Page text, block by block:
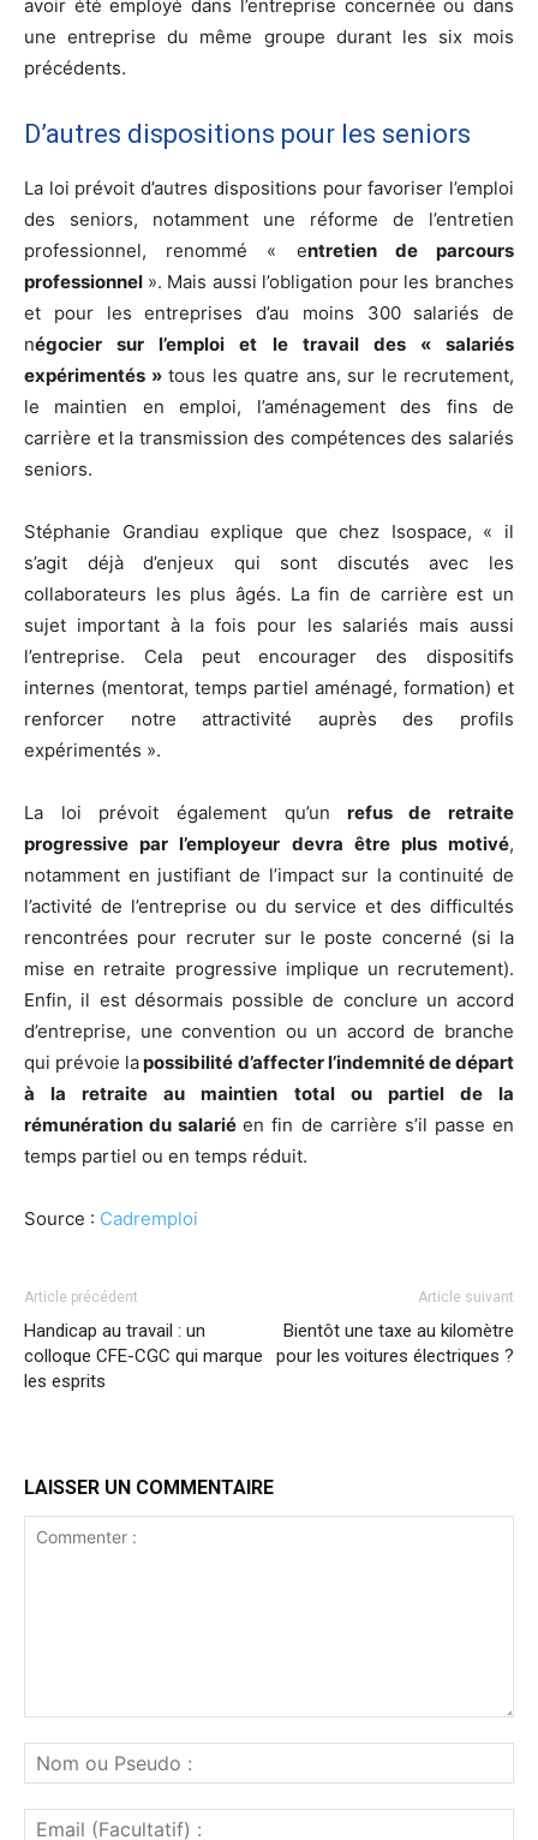
avoir été employé dans l’entreprise concernée ou dans
une entreprise du même groupe durant les six mois
précédents.
D’autres dispositions pour les seniors
La loi prévoit d’autres dispositions pour favoriser l’emploi
des seniors, notamment une réforme de l’entretien
professionnel, renommé « entretien de parcours
professionnel ». Mais aussi l’obligation pour les branches
et pour les entreprises d’au moins 300 salariés de
négocier sur l’emploi et le travail des « salariés
expérimentés »tous les quatre ans, sur le recrutement,
le maintien en emploi, l’aménagement des fins de
carrière et la transmission des compétences des salariés
seniors.
Stéphanie Grandiau explique que chez Isospace, « il
s’agit déjà d’enjeux qui sont discutés avec les
collaborateurs les plus âgés. La fin de carrière est un
sujet important à la fois pour les salariés mais aussi
l’entreprise. Cela peut encourager des dispositifs
internes (mentorat, temps partiel aménagé, formation) et
renforcer notre attractivité auprès des profils
expérimentés ».
La loi prévoit également qu’un refus de retraite
progressive par l’employeur devra être plus motivé,
notamment en justifiant de l’impact sur la continuité de
l’activité de l’entreprise ou du service et des difficultés
rencontrées pour recruter sur le poste concerné (si la
mise en retraite progressive implique un recrutement).
Enfin, il est désormais possible de conclure un accord
d’entreprise, une convention ou un accord de branche
qui prévoie lapossibilité d’affecter l’indemnité de départ
à la retraite au maintien total ou partiel de la
rémunération du salariéen fin de carrière s’il passe en
temps partiel ou en temps réduit.
Source : Cadremploi
Article précédent
Handicap au travail : un
colloque CFE-CGC qui marque
les esprits
Article suivant
Bientôt une taxe au kilomètre
pour les voitures électriques ?
LAISSER UN COMMENTAIRE